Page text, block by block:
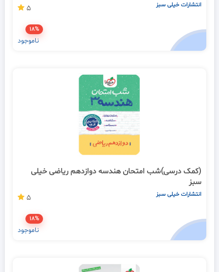
انتشارات خیلی سبز 5
18%
ناموجود
(کمک درسی)شب امتحان هندسه دوازدهم ریاضی خیلی
سبز
انتشارات خیلی سبز 5
18%
ناموجود